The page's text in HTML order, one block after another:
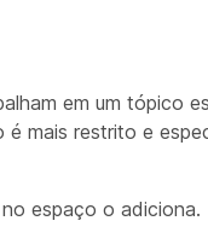
em um tópico
mais restrito e
espaço o adiciona.